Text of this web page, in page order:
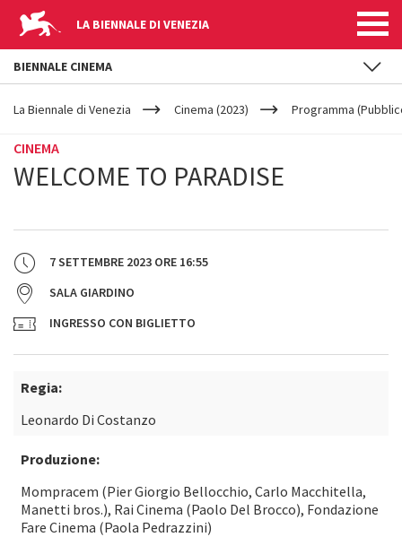
LA BIENNALE DI VENEZIA
YOUR
ARE
La Biennale di Venezia Cinema (2023) Programma
CINEMA
WELCOME TO PARADISE
7 SETTEMBRE 2023 ORE 16:55
SALA GIARDINO
INGRESSO CON BIGLIETTO
Regia:
Leonardo Di Costanzo
Produzione:
Mompracem (Pier Giorgio Bellocchio, Carlo Macchitella,
Manetti bros.), Rai Cinema (Paolo Del Brocco), Fondazione
Fare Cinema (Paola Pedrazzini)
BIENNALE CINEMA